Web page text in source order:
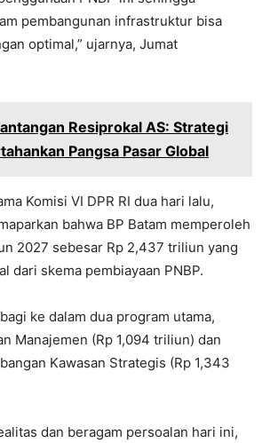
pembangunan infrastruktur bisa
optimal,” ujarnya, Jumat
Resiprokal AS: Strategi
Pangsa Pasar Global
Komisi VI DPR RI dua hari lalu,
bahwa BP Batam memperoleh
2027 sebesar Rp 2,437 triliun yang
dari skema pembiayaan PNBP.
ke dalam dua program utama,
Manajemen (Rp 1,094 triliun) dan
Kawasan Strategis (Rp 1,343
dan beragam persoalan hari ini,